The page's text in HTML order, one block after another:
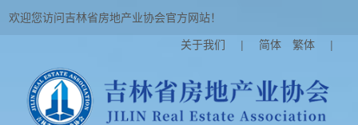
欢迎您访问吉林省房地产业协会官方网站！
关于我们 | 简体 繁体 |